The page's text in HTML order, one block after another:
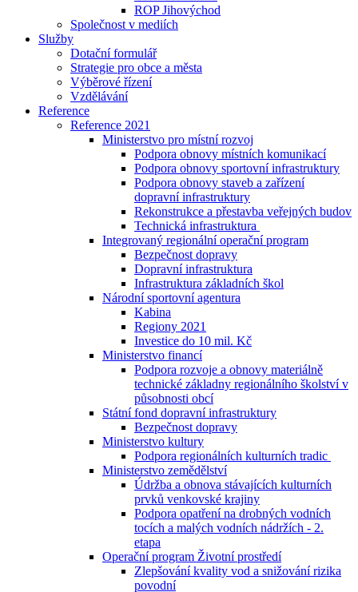
ROP Jihovýchod
Společnost v mediích
Služby
Dotační formulář
Strategie pro obce a města
Výběrové řízení
Vzdělávání
Reference
Reference 2021
Ministerstvo pro místní rozvoj
Podpora obnovy místních komunikací
Podpora obnovy sportovní infrastruktury
Podpora obnovy staveb a zařízení
dopravní infrastruktury
Rekonstrukce a přestavba veřejných budov
Technická infrastruktura
Integrovaný regionální operační program
Bezpečnost dopravy
Dopravní infrastruktura
Infrastruktura základních škol
Národní sportovní agentura
Kabina
Regiony 2021
Investice do 10 mil. Kč
Ministerstvo financí
Podpora rozvoje a obnovy materiálně
technické základny regionálního školství v
působnosti obcí
Státní fond dopravní infrastruktury
Bezpečnost dopravy
Ministerstvo kultury
Podpora regionálních kulturních tradic
Ministerstvo zemědělství
Údržba a obnova stávajících kulturních
prvků venkovské krajiny
Podpora opatření na drobných vodních
tocích a malých vodních nádržích - 2.
etapa
Operační program Životní prostředí
Zlepšování kvality vod a snižování rizika
povodní